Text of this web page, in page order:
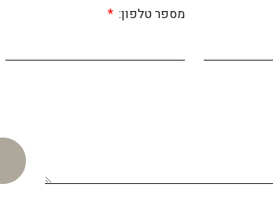
מספר טלפון: